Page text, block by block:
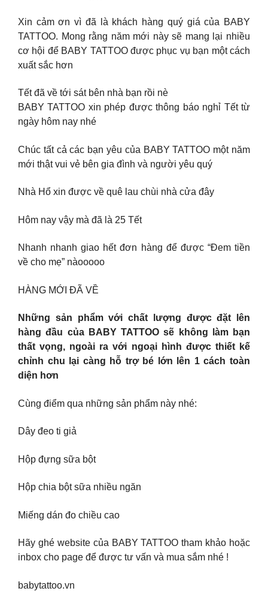
Xin cảm ơn vì đã là khách hàng quý giá của BABY
TATTOO. Mong rằng năm mới này sẽ mang lại nhiều
cơ hội để BABY TATTOO được phục vụ bạn một cách
xuất sắc hơn
Tết đã về tới sát bên nhà bạn rồi nè
BABY TATTOO xin phép được thông báo nghỉ Tết từ
ngày hôm nay nhé
Chúc tất cả các bạn yêu của BABY TATTOO một năm
mới thật vui vẻ bên gia đình và người yêu quý
Nhà Hổ xin được về quê lau chùi nhà cửa đây
Hôm nay vậy mà đã là 25 Tết
Nhanh nhanh giao hết đơn hàng để được “Đem tiền
về cho mẹ” nàooooo
HÀNG MỚI ĐÃ VỀ
Những sản phẩm với chất lượng được đặt lên
hàng đầu của BABY TATTOO sẽ không làm bạn
thất vọng, ngoài ra với ngoại hình được thiết kế
chỉnh chu lại càng hỗ trợ bé lớn lên 1 cách toàn
diện hơn
Cùng điểm qua những sản phẩm này nhé:
Dây đeo ti giả
Hộp đựng sữa bột
Hộp chia bột sữa nhiều ngăn
Miếng dán đo chiều cao
Hãy ghé website của BABY TATTOO tham khảo hoặc
inbox cho page để được tư vấn và mua sắm nhé !
babytattoo.vn